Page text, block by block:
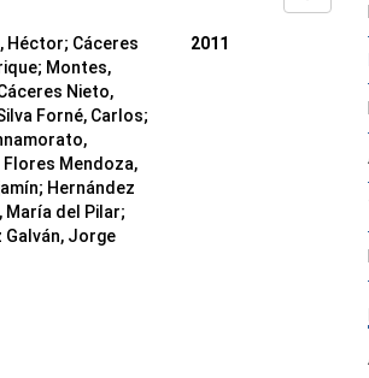
Héctor; Cáceres
; Montes,
Nieto,
Forné, Carlos;
Flores Mendoza,
; Hernández
María del Pilar;
Galván, Jorge
2011